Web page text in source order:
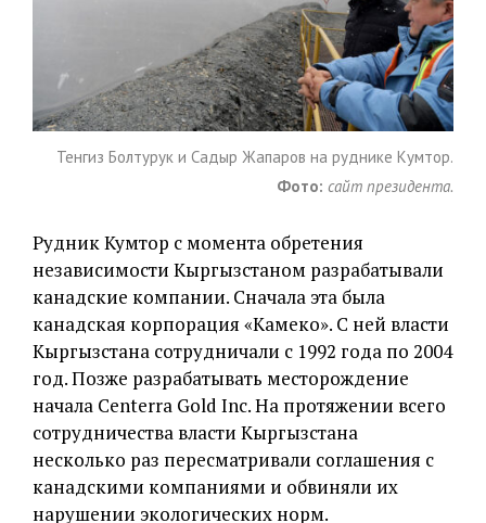
Тенгиз Болтурук и Садыр Жапаров на руднике Кумтор.
Фото: сайт президента.
Рудник Кумтор с момента обретения
независимости Кыргызстаном разрабатывали
канадские компании. Сначала эта была
канадская корпорация «Камеко». С ней власти
Кыргызстана сотрудничали с 1992 года по 2004
год. Позже разрабатывать месторождение
начала Centerra Gold Inc. На протяжении всего
сотрудничества власти Кыргызстана
несколько раз пересматривали соглашения с
канадскими компаниями и обвиняли их
нарушении экологических норм.